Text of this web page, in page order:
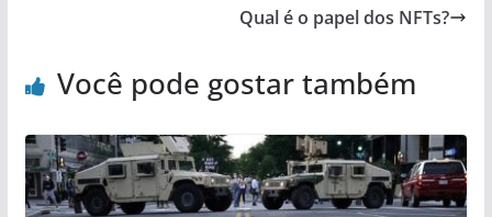
Qual é o papel dos NFTs?
Você pode gostar também